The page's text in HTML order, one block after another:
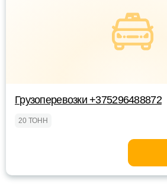
Грузоперевозки +375296488872
20 ТОНН